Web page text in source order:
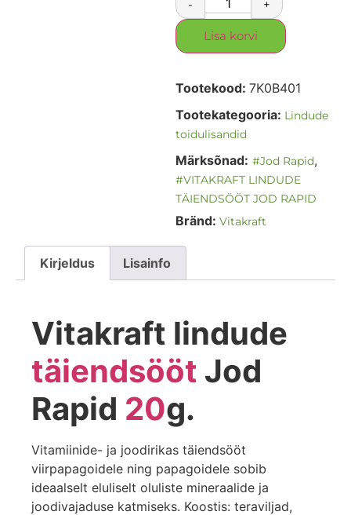
- +
Lisa korvi
Tootekood: 7K0B401
Tootekategooria: Lindude
toidulisandid
Märksõnad: #Jod Rapid,
#VITAKRAFT LINDUDE
TÄIENDSÖÖT JOD RAPID
Bränd: Vitakraft
Kirjeldus Lisainfo
Vitakraft lindude
täiendsööt Jod
Rapid 20g.
Vitamiinide- ja joodirikas täiendsööt
viirpapagoidele ning papagoidele sobib
ideaalselt eluliselt oluliste mineraalide ja
joodivajaduse katmiseks. Koostis: teraviljad,